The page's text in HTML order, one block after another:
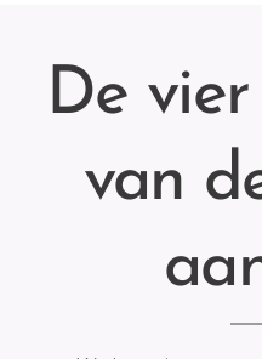
De
van